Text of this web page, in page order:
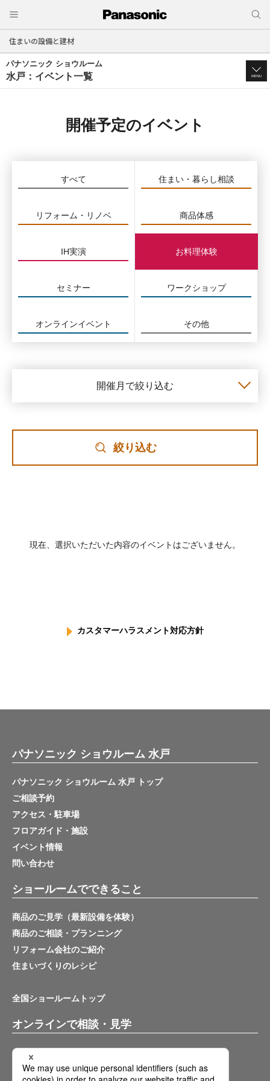
住まいの設備と建材
パナソニック ショウルーム
水戸：イベント一覧 MENU
開催予定のイベント
すべて 住まい・暮らし相談
リフォーム・リノベ 商品体感
IH実演 お料理体験
セミナー ワークショップ
オンラインイベント その他
開催月で絞り込む
絞り込む
現在、選択いただいた内容のイベントはございません。
カスタマーハラスメント対応方針
パナソニック ショウルーム 水戸
パナソニック ショウルーム 水戸 トップ
ご相談予約
アクセス・駐車場
フロアガイド・施設
イベント情報
問い合わせ
ショールームでできること
商品のご見学（最新設備を体験）
商品のご相談・プランニング
リフォーム会社のご紹介
住まいづくりのレシピ
全国ショールームトップ
オンラインで相談・見学
バーチャルショールーム
オンライン相談サービス